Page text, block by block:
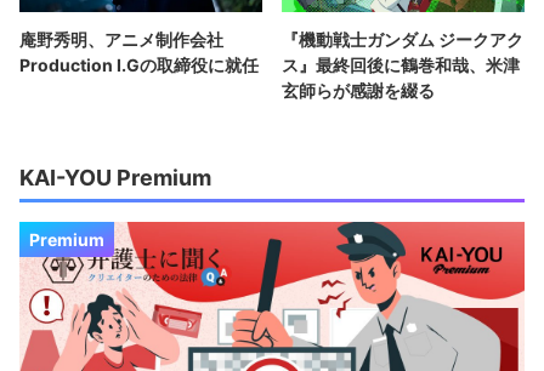
庵野秀明、アニメ制作会社
Production I.Gの取締役に就任
『機動戦士ガンダム ジークアク
ス』最終回後に鶴巻和哉、米津
玄師らが感謝を綴る
KAI-YOU Premium
Premium